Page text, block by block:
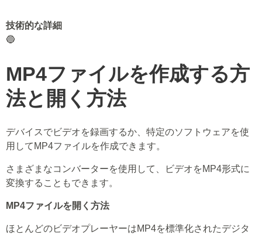
技術的な詳細
🔵
MP4ファイルを作成する方
法と開く方法
デバイスでビデオを録画するか、特定のソフトウェアを使
用してMP4ファイルを作成できます。
さまざまなコンバーターを使用して、ビデオをMP4形式に
変換することもできます。
MP4ファイルを開く方法
ほとんどのビデオプレーヤーはMP4を標準化されたデジタ